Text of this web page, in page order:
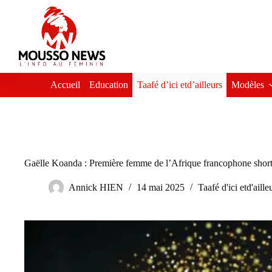
Accueil Education Taafé d’ici etd’ailleurs Modèles
Gaëlle Koanda : Première femme de l’Afrique francophone
Annick HIEN 14 mai 2025 Taafé d'ici